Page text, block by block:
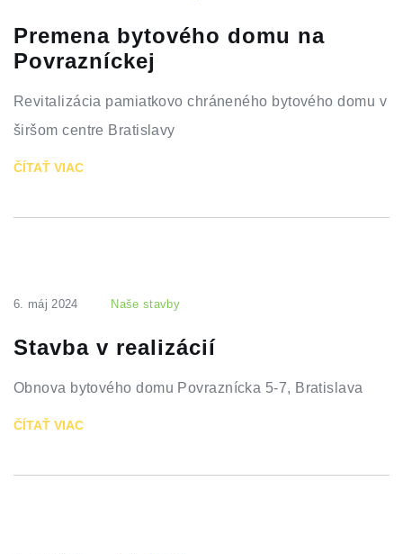
Premena bytového domu na
Povrazníckej
Revitalizácia pamiatkovo chráneného bytového domu v
širšom centre Bratislavy
ČÍTAŤ VIAC
6. máj 2024 Naše stavby
Stavba v realizácií
Obnova bytového domu Povraznícka 5-7, Bratislava
ČÍTAŤ VIAC